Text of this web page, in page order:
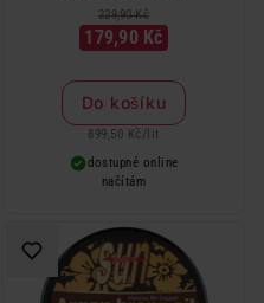
229,90 Kč
179,90 Kč
Do košíku
899,50 Kč / lit
dostupné online
načítám